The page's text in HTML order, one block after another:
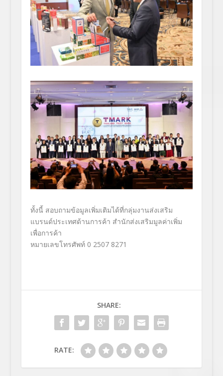
ทั้งนี้ สอบถามข้อมูลเพิ่มเติมได้ที่กลุ่มงานส่งเสริม
แบรนด์ประเทศด้านการค้า สำนักส่งเสริมมูลค่าเพิ่ม
เพื่อการค้า
หมายเลขโทรศัพท์ 0 2507 8271
SHARE:
RATE: